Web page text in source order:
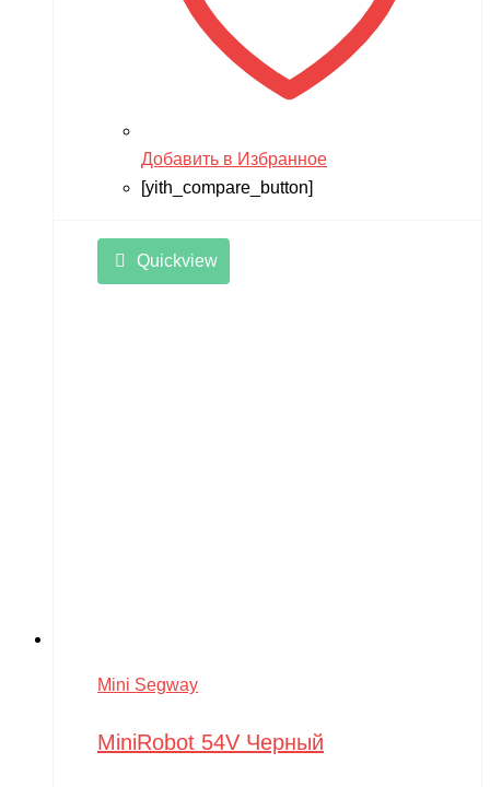
Добавить в Избранное
[yith_compare_button]
Quickview
Mini Segway
MiniRobot 54V Черный